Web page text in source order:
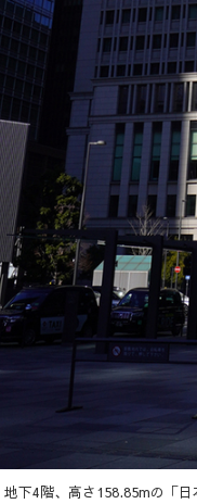
下4階、高さ158.85mの「日